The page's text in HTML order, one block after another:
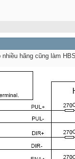
hãng cũng làm